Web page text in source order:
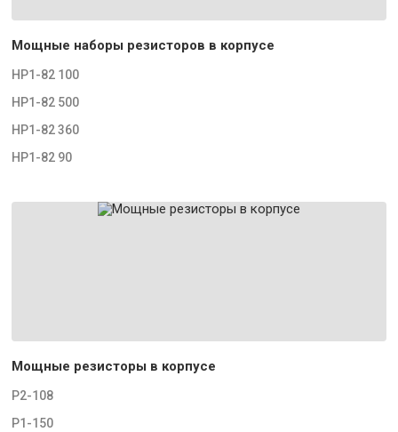
Мощные наборы резисторов в корпусе
НР1-82 100
НР1-82 500
НР1-82 360
НР1-82 90
Мощные резисторы в корпусе
Р2-108
Р1-150